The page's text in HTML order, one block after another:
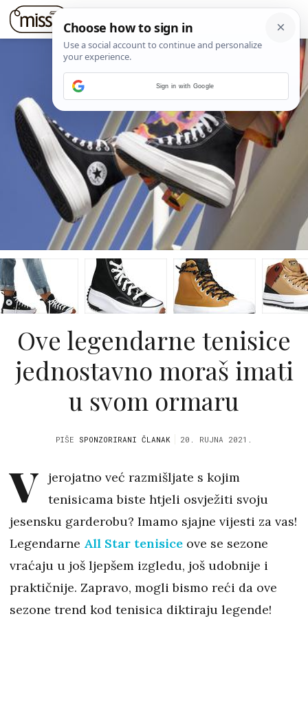
Ove legendarne tenisice
jednostavno moraš imati
u svom ormaru
PIŠE SPONZORIRANI ČLANAK 20. RUJNA 2021.
V
jerojatno već razmišljate s kojim
tenisicama biste htjeli osvježiti svoju
jesensku garderobu? Imamo sjajne vijesti za vas!
Legendarne All Star tenisice ove se sezone
vraćaju u još ljepšem izgledu, još udobnije i
praktičnije. Zapravo, mogli bismo reći da ove
sezone trend kod tenisica diktiraju legende!
Sign in with Google